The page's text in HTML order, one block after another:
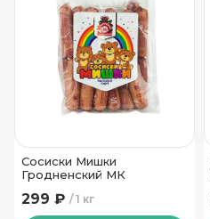
Сосиски Мишки
Гродненский МК
1 кг
299 ₽